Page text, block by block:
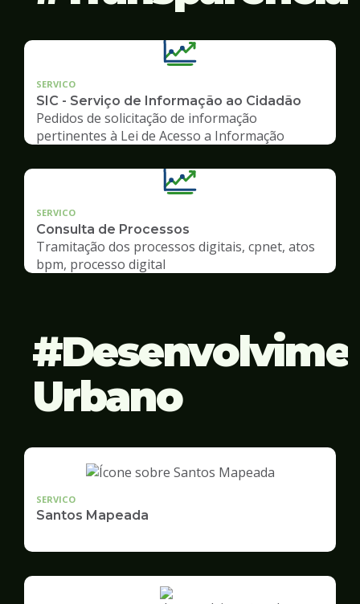
SERVICO
SIC - Serviço de Informação ao Cidadão
Pedidos de solicitação de informação
pertinentes à Lei de Acesso a Informação
SERVICO
Consulta de Processos
Tramitação dos processos digitais, cpnet, atos
bpm, processo digital
Urbano
SERVICO
Santos Mapeada